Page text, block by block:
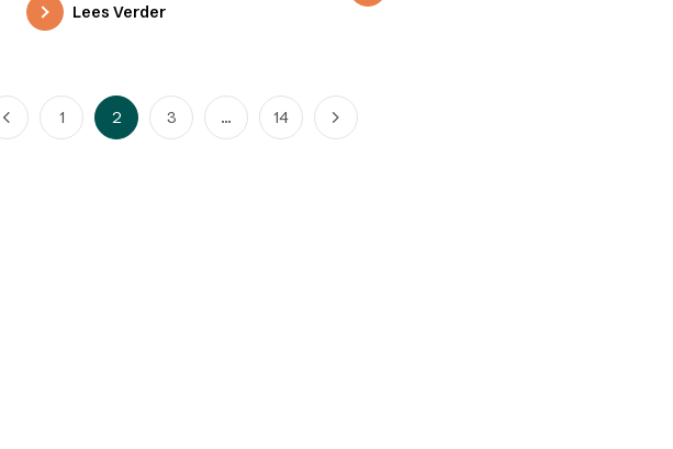
Lees Verder
1 2 3 … 14